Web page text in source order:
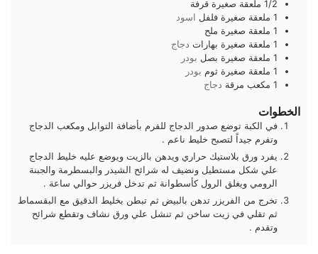
1/2 ملعقة صغيرة قرفة
1 ملعقة صغيرة فلفل اسود
1 ملعقة صغيرة ملح
1 ملعقة صغيرة بهارات دجاج
1 ملعقة صغيرة بصل بودر
1 ملعقة صغيرة ثوم بودر
1 مكعب مرقة دجاج
الخطوات
في الكبة توضع صدور الدجاج للفرم بأضافة التوابل ومكعب الدجاج
وتفرم جيداً لتصبح خليط ناعم .
يفرد ورق بلاستيك حراري ويدهن بالزيت ويوضع عليه خليط الدجاج
علي شكل مستطيل ونضيف له شرائح الشيدر والبسطرمة والجبنة
الرومي ويغلق الرول كأسطوانة ثم تدخل فريزر حوالي ساعة .
تخرج من الفريزر تدهن بالبيض ثم تبطن بخليط الدقيق مع البقسماط
ثم تقلي في زيت ساخن ثم تنشل علي ورق نشاف وتقطع شرائح
وتقدم .